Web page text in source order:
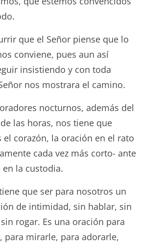
que el Señor piense que lo
conviene, pues aun así
insistiendo y con toda
nos mostrara el camino.
nocturnos, además del
las horas, nos tiene que
corazón, la oración en el rato
cada vez más corto- ante
en la custodia.
que ser para nosotros un
de intimidad, sin hablar, sin
rogar. Es una oración para
para mirarle, para adorarle,